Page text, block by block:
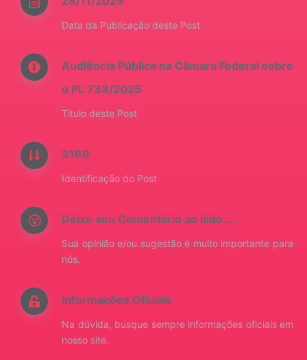
Data da Publicação deste Post
Audiência Pública na Câmara Federal sobre
o PL 733/2025
Título deste Post
3169
Identificação do Post
Deixe seu Comentário ao lado....
Sua opinião e/ou sugestão é muito importante para
nós.
Informações Oficiais
Na dúvida, busque sempre informações oficiais em
nosso site.